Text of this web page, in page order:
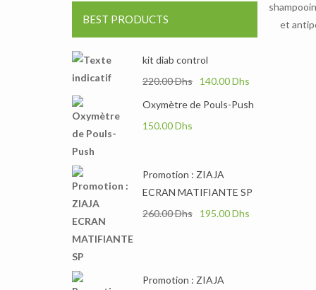
et
BEST PRODUCTS
kit diab control
220.00Dhs Le prix initial était : 220.00
140.00Dhs
Oxymètre de Pouls-Push
150.00Dhs
Promotion : ZIAJA
ECRAN MATIFIANTE SP
260.00Dhs Le prix initial était : 260.00
195.00Dhs
Promotion : ZIAJA